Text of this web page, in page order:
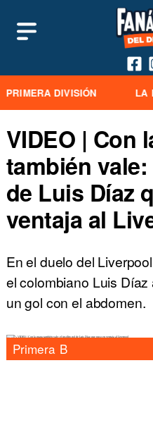
PRIMERA DIVISIÓN LA
VIDEO | Con
también
de Luis Díaz
ventaja al
En el duelo del
el colombiano Luis
un gol con el abdomen.
Primera B